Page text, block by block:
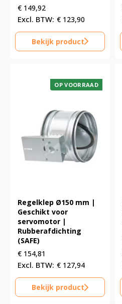
€ 149,92
€ 123,90
Bekijk product
OP VOORRAAD
Regelklep Ø150 mm |
Geschikt voor
servomotor |
Rubberafdichting
(SAFE)
€ 154,81
€ 127,94
Bekijk product